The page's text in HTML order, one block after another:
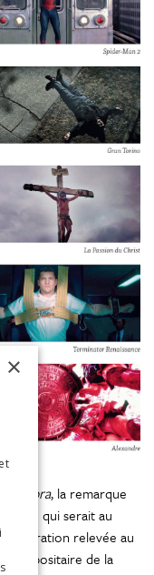
supra, la remarque
qui serait au
relevée au
dépositaire de la
×